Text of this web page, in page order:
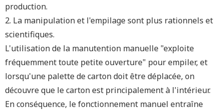
production.
2. La manipulation et l'empilage sont plus rationnels et
scientifiques.
L'utilisation de la manutention manuelle "exploite
fréquemment toute petite ouverture" pour empiler, et
lorsqu'une palette de carton doit être déplacée, on
découvre que le carton est principalement à l'intérieur.
En conséquence, le fonctionnement manuel entraîne